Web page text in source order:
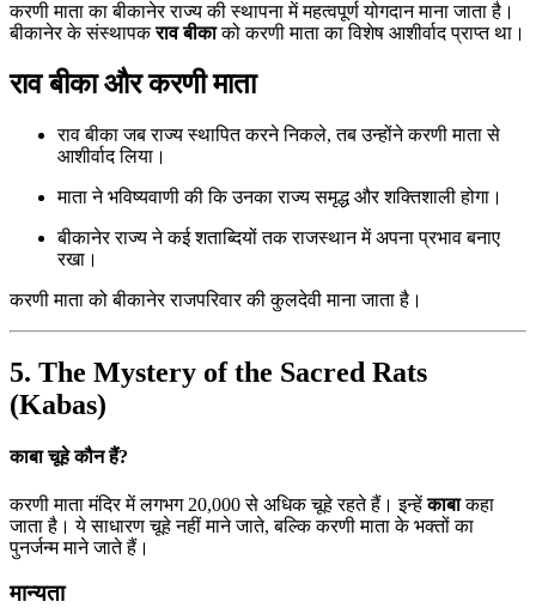
करणी माता का बीकानेर राज्य की स्थापना में महत्वपूर्ण योगदान माना जाता है।
बीकानेर के संस्थापकराव बीकाको करणी माता का विशेष आशीर्वाद प्राप्त था।
राव बीका और करणी माता
राव बीका जब राज्य स्थापित करने निकले, तब उन्होंने करणी माता से
आशीर्वाद लिया।
माता ने भविष्यवाणी की कि उनका राज्य समृद्ध और शक्तिशाली होगा।
बीकानेर राज्य ने कई शताब्दियों तक राजस्थान में अपना प्रभाव बनाए
रखा।
करणी माता को बीकानेर राजपरिवार की कुलदेवी माना जाता है।
5. The Mystery of the Sacred Rats
(Kabas)
काबा चूहे कौन हैं?
करणी माता मंदिर में लगभग 20,000 से अधिक चूहे रहते हैं। इन्हेंकाबाकहा
जाता है। ये साधारण चूहे नहीं माने जाते, बल्कि करणी माता के भक्तों का
पुनर्जन्म माने जाते हैं।
मान्यता